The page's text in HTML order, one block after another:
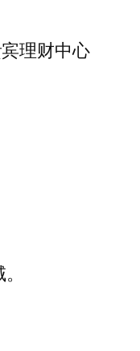
理财中心